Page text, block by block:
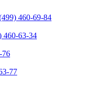
460-69-84
460-63-34
76
77